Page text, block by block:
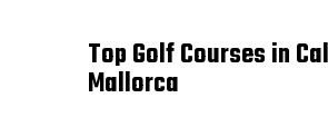
Top Golf Courses in
Mallorca